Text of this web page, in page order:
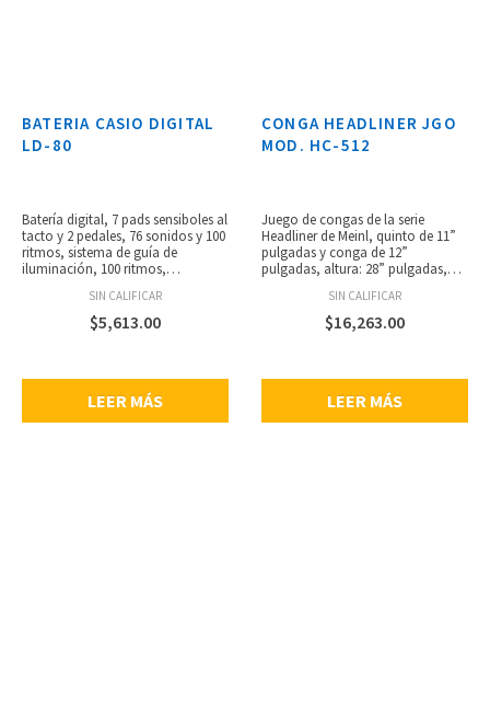
BATERIA CASIO DIGITAL
LD-80
Batería digital, 7 pads sensiboles al
tacto y 2 pedales, 76 sonidos y 100
ritmos, sistema de guía de
iluminación, 100 ritmos,
funciónde lecciones, 3 efectos de
reverberación, función de
grabación, metrónomo, 2
amplificador: 5W + 5W, Incluye un
juego de baquetas de madera,
SIN CALIFICAR
$5,613.00
LEER MÁS
CONGA HEADLINER JGO
MOD. HC-512
Juego de congas de la serie
Headliner de Meinl, quinto de 11”
pulgadas y conga de 12”
pulgadas, altura: 28” pulgadas,
hardware en pintura de polvo
negro, aros de 2.6 mm y ganchos
de 8 mm,brackets de afinación
de altura ajustablecon sistema
rápido, incluye llave de afinación.
SIN CALIFICAR
$16,263.00
LEER MÁS